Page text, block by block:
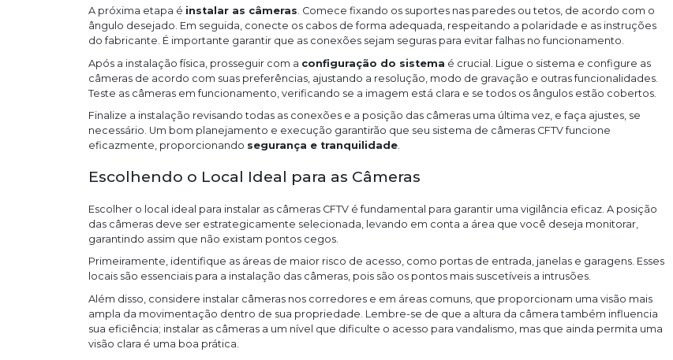
A próxima etapa é instalar as câmeras . Comece fixando os suportes nas paredes ou tetos, de acordo com o
ângulo desejado. Em seguida, conecte os cabos de forma adequada, respeitando a polaridade e as instruções
do fabricante. É importante garantir que as conexões sejam seguras para evitar falhas no funcionamento.
Após a instalação física, prosseguir com a configuração do sistema é crucial. Ligue o sistema e configure as
câmeras de acordo com suas preferências, ajustando a resolução, modo de gravação e outras funcionalidades.
Teste as câmeras em funcionamento, verificando se a imagem está clara e se todos os ângulos estão cobertos.
Finalize a instalação revisando todas as conexões e a posição das câmeras uma última vez, e faça ajustes, se
necessário. Um bom planejamento e execução garantirão que seu sistema de câmeras CFTV funcione
eficazmente, proporcionando segurança e tranquilidade.
Escolhendo o Local Ideal para as Câmeras
Escolher o local ideal para instalar as câmeras CFTV é fundamental para garantir uma vigilância eficaz. A posição
das câmeras deve ser estrategicamente selecionada, levando em conta a área que você deseja monitorar,
garantindo assim que não existam pontos cegos.
Primeiramente, identifique as áreas de maior risco de acesso, como portas de entrada, janelas e garagens. Esses
locais são essenciais para a instalação das câmeras, pois são os pontos mais suscetíveis a intrusões.
Além disso, considere instalar câmeras nos corredores e em áreas comuns, que proporcionam uma visão mais
ampla da movimentação dentro de sua propriedade. Lembre-se de que a altura da câmera também influencia
sua eficiência; instalar as câmeras a um nível que dificulte o acesso para vandalismo, mas que ainda permita uma
visão clara é uma boa prática.